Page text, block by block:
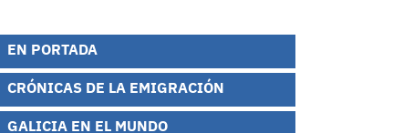
EN PORTADA
CRÓNICAS DE LA EMIGRACIÓN
GALICIA EN EL MUNDO